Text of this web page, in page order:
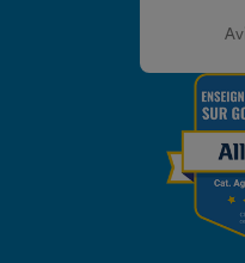
Transmission
Départ à la retraite
Préparer l’avenir
Assurance habitation
Le Pack Famille
Garantie des
Allianz en France